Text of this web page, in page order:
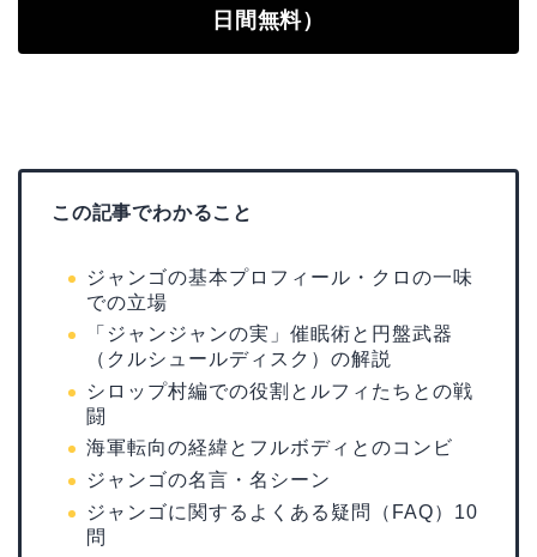
日間無料）
この記事でわかること
ジャンゴの基本プロフィール・クロの一味
での立場
「ジャンジャンの実」催眠術と円盤武器
（クルシュールディスク）の解説
シロップ村編での役割とルフィたちとの戦
闘
海軍転向の経緯とフルボディとのコンビ
ジャンゴの名言・名シーン
ジャンゴに関するよくある疑問（FAQ）10
問